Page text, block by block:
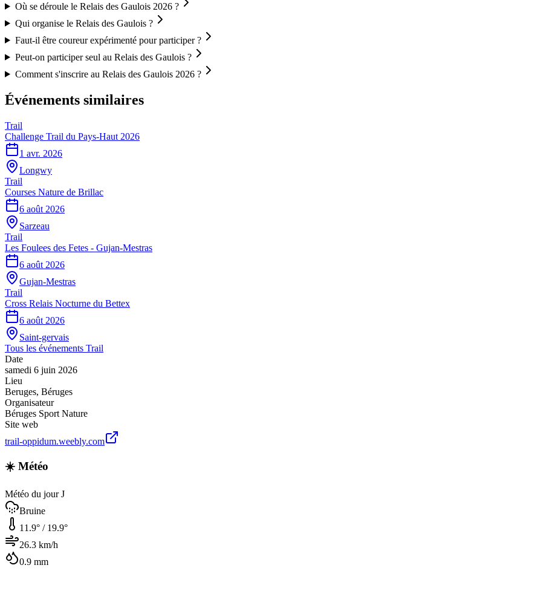
Où se déroule le Relais des Gaulois 2026 ?
Qui organise le Relais des Gaulois ?
Faut-il être coureur expérimenté pour participer ?
Peut-on participer seul au Relais des Gaulois ?
Comment s'inscrire au Relais des Gaulois 2026 ?
Événements similaires
Trail
Challenge Trail du Pays-Haut 2026
1 avr. 2026
Longwy
Trail
Courses Nature de Brillac
6 août 2026
Sarzeau
Trail
Les Foulees des Fetes - Gujan-Mestras
6 août 2026
Gujan-Mestras
Trail
Cross Relais Nocturne du Bettex
6 août 2026
Saint-gervais
Tous les événements Trail
Date
samedi 6 juin 2026
Lieu
Beruges, Béruges
Organisateur
Béruges Sport Nature
Site web
trail-oppidum.weebly.com
☀️ Météo
Météo du jour J
Bruine
11.9° / 19.9°
26.3 km/h
0.9 mm